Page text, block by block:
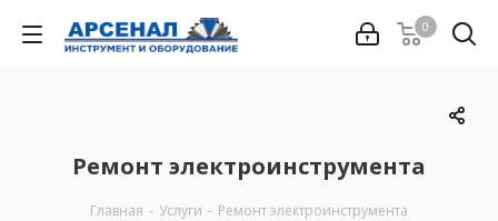
0
Ремонт электроинструмента
Главная - Услуги - Ремонт электроинструмента